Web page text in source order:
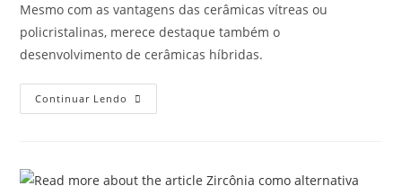
Mesmo com as vantagens das cerâmicas vítreas ou
policristalinas, merece destaque também o
desenvolvimento de cerâmicas híbridas.
Continuar Lendo